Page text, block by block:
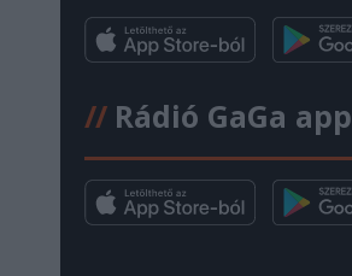
//Rádió GaGa app